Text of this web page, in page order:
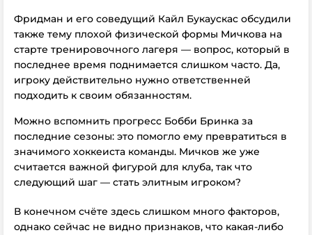
Фридман и его соведущий Кайл Букаускас обсудили
также тему плохой физической формы Мичкова на
старте тренировочного лагеря — вопрос, который в
последнее время поднимается слишком часто. Да,
игроку действительно нужно ответственней
подходить к своим обязанностям.
Можно вспомнить прогресс Бобби Бринка за
последние сезоны: это помогло ему превратиться в
значимого хоккеиста команды. Мичков же уже
считается важной фигурой для клуба, так что
следующий шаг — стать элитным игроком?
В конечном счёте здесь слишком много факторов,
однако сейчас не видно признаков, что какая-либо